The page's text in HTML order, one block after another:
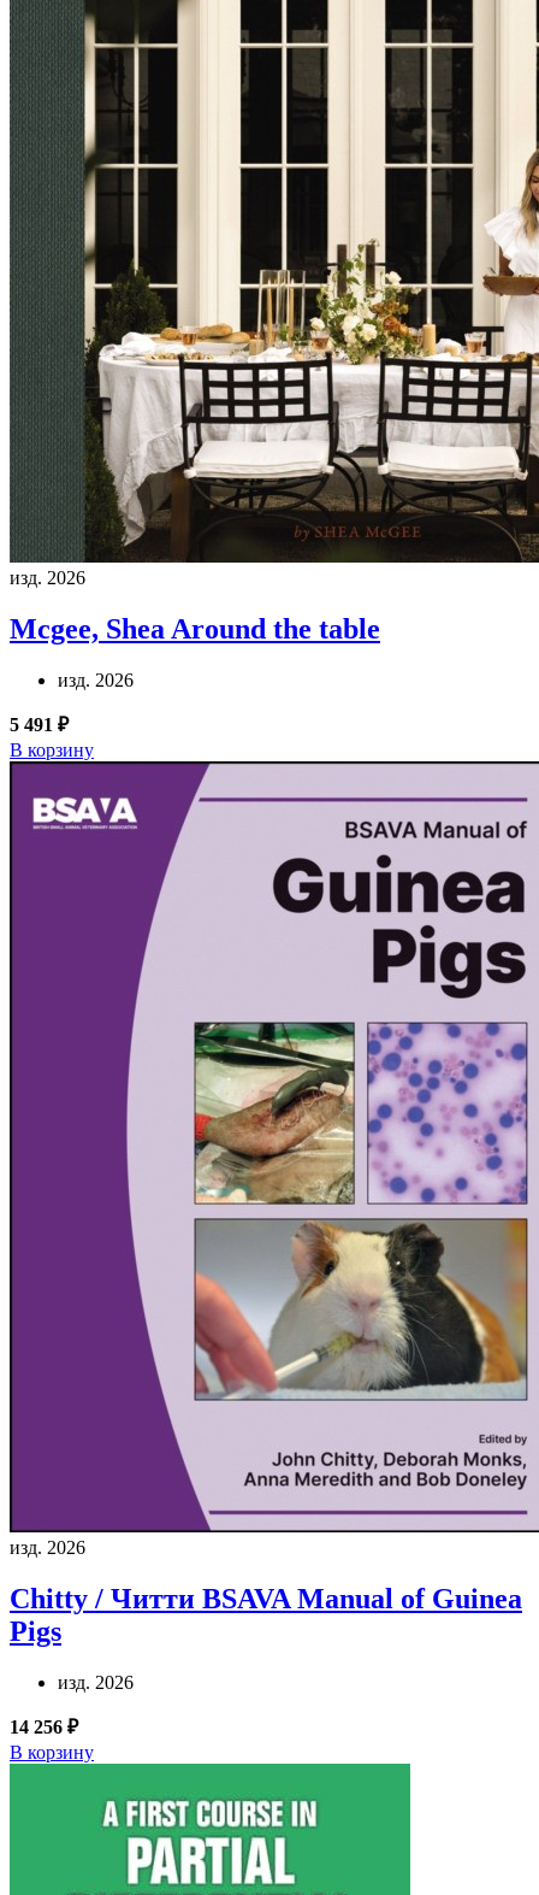
изд. 2026
Mcgee, Shea Around the table
изд. 2026
5 491 ₽
В корзину
изд. 2026
Chitty / Читти BSAVA Manual of Guinea
Pigs
изд. 2026
14 256 ₽
В корзину